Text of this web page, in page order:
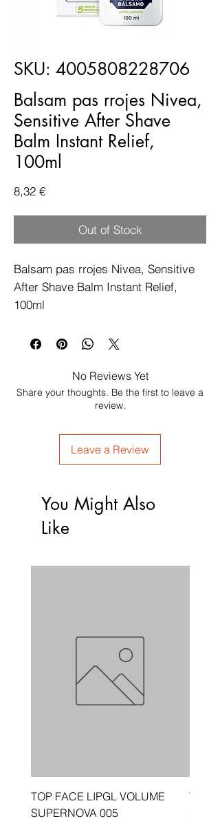
SKU: 4005808228706
Balsam pas rrojes Nivea,
Sensitive After Shave
Balm Instant Relief,
100ml
8,32 €Price
Out of Stock
Balsam pas rrojes Nivea, Sensitive
After Shave Balm Instant Relief,
100ml
No Reviews Yet
Share your thoughts. Be the first to leave a
review.
Leave a Review
You Might Also
Like
TOP FACE LIPGL VOLUME
SUPERNOVA 005
Traka